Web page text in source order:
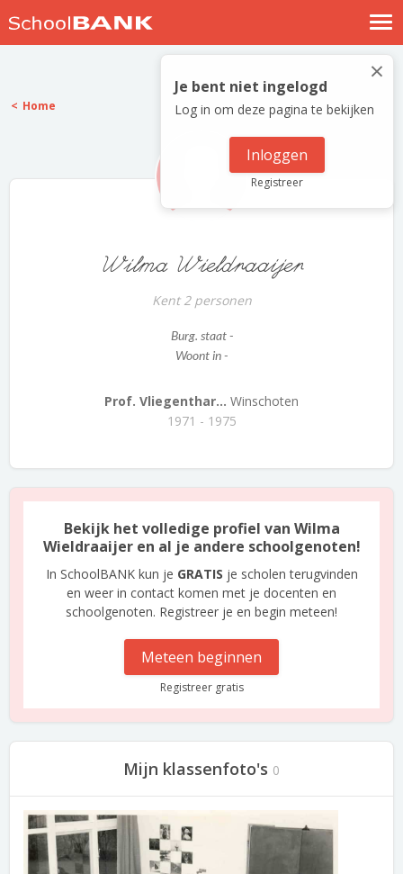
Nostalgische verhalen
Log in
Meld je gratis aan
×
Je bent niet ingelogd
Log in om deze pagina te bekijken
Inloggen
Registreer
Home
Wilma Wieldraaijer
Kent 2 personen
Burg. staat -
Woont in -
Prof. Vliegenthar... Winschoten
1971 - 1975
Bekijk het volledige profiel van Wilma
Wieldraaijer en al je andere schoolgenoten!
In SchoolBANK kun je GRATIS je scholen terugvinden
en weer in contact komen met je docenten en
schoolgenoten. Registreer je en begin meteen!
Meteen beginnen
Registreer gratis
Mijn klassenfoto's 0